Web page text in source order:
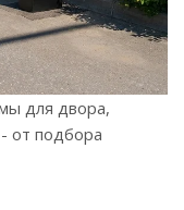
для двора,
от подбора